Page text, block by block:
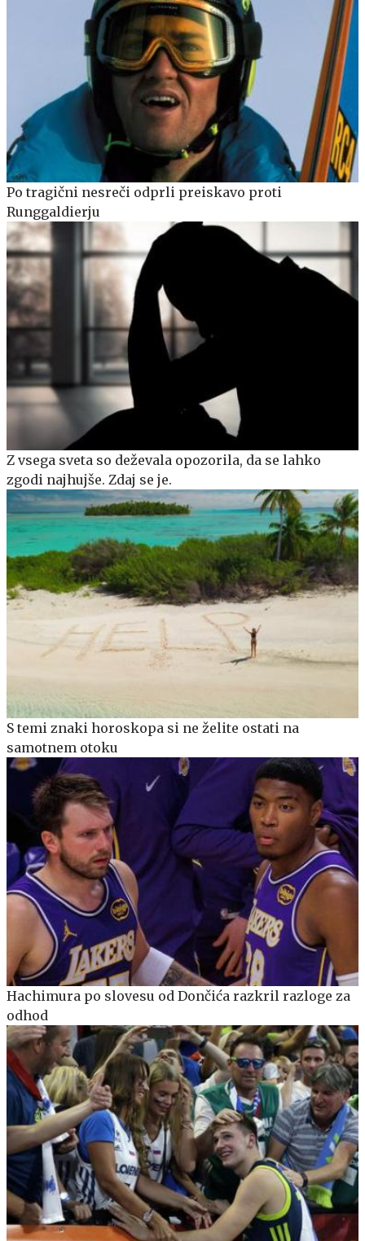
Po tragični nesreči odprli preiskavo proti
Runggaldierju
Z vsega sveta so deževala opozorila, da se lahko
zgodi najhujše. Zdaj se je.
S temi znaki horoskopa si ne želite ostati na
samotnem otoku
Hachimura po slovesu od Dončića razkril razloge za
odhod